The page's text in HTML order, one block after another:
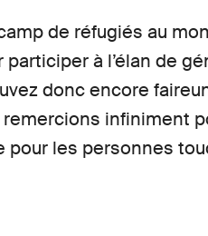
de réfugiés au
participer à l’élan de
donc encore
infiniment
les personnes